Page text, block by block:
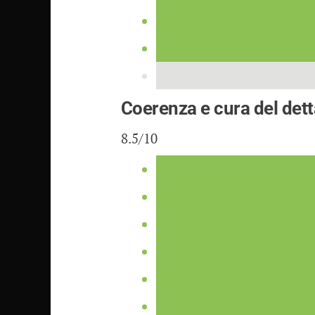
Coerenza e cura del
8.5/10